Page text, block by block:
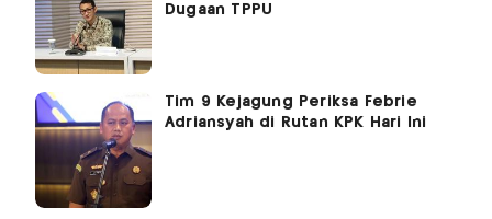
Dugaan TPPU
Tim 9 Kejagung Periksa Febrie
Adriansyah di Rutan KPK Hari Ini